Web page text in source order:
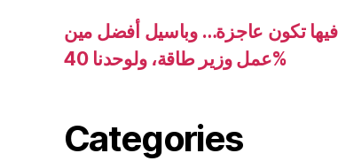
تكون عاجزة… وباسيل أفضل مين
عمل وزير طاقة، ولوحدنا 40%
Categories